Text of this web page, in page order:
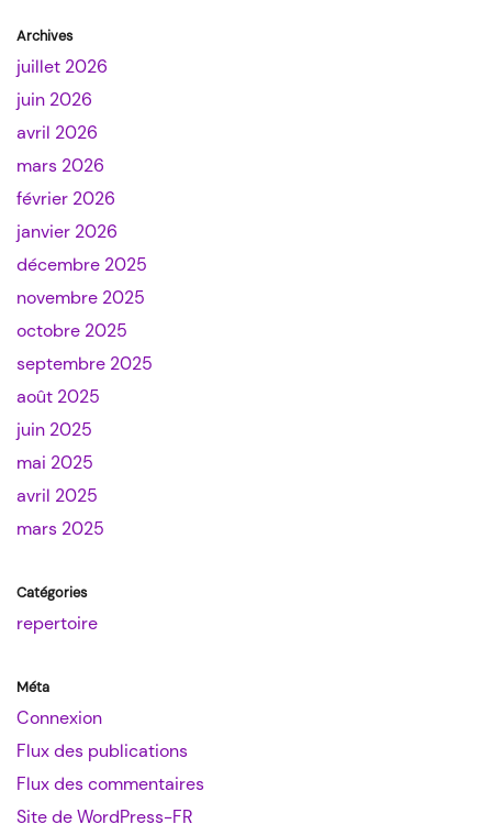
Archives
juillet 2026
juin 2026
avril 2026
mars 2026
février 2026
janvier 2026
décembre 2025
novembre 2025
octobre 2025
septembre 2025
août 2025
juin 2025
mai 2025
avril 2025
mars 2025
Catégories
repertoire
Méta
Connexion
Flux des publications
Flux des commentaires
Site de WordPress-FR